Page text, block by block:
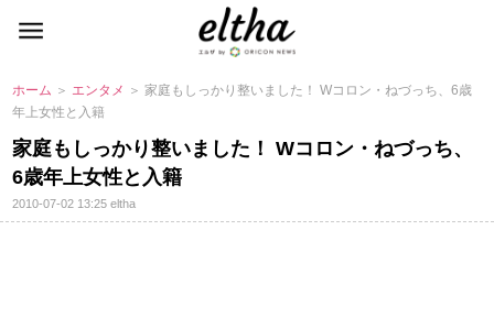
ホーム ＞ エンタメ ＞ 家庭もしっかり整いました！ Wコロン・ねづっち、6歳
年上女性と入籍
家庭もしっかり整いました！ Wコロン・ねづっち、
6歳年上女性と入籍
2010-07-02 13:25eltha